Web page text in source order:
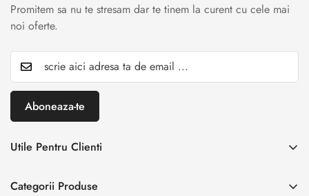
Promitem sa nu te stresam dar te tinem la curent cu cele mai
noi oferte.
Aboneaza-te
Utile Pentru Clienti
Categorii Produse